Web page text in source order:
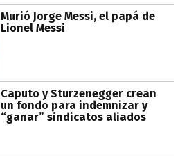
Murió Jorge Messi, el papá de
Lionel Messi
Caputo y Sturzenegger crean
un fondo para indemnizar y
“ganar” sindicatos aliados